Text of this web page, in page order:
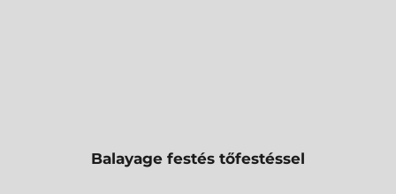
Balayage festés tőfestéssel